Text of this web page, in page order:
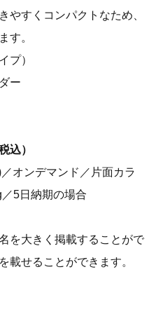
やすくコンパクトなため、
す。
プ）
ー
込）
オンデマンド／片面カラ
5日納期の場合
を大きく掲載することがで
載せることができます。